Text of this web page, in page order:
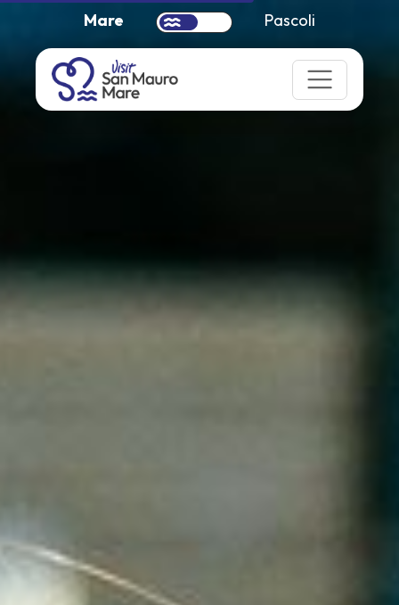
Mare Pascoli